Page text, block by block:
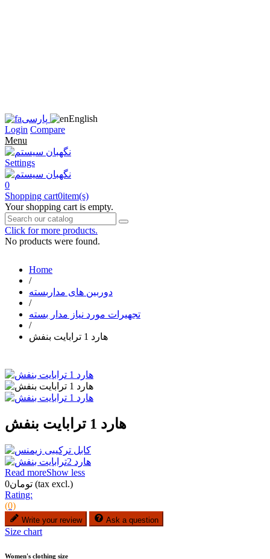
پارسی
English
Login Compare
Menu
Settings
0
Shopping cart0item(s)
Your shopping cart is empty.
Click for more products.
No products were found.
Home
/
دوربین های مداربسته
/
تجهیرات مورد نیاز مدار بسته
/
هارد 1 ترابایت بنفش
هارد 1 ترابایت بنفش
Read moreShow less
تومان0 (tax excl.)
Rating:
(0)
Write your review Ask a question
Size chart
Women's clothing size